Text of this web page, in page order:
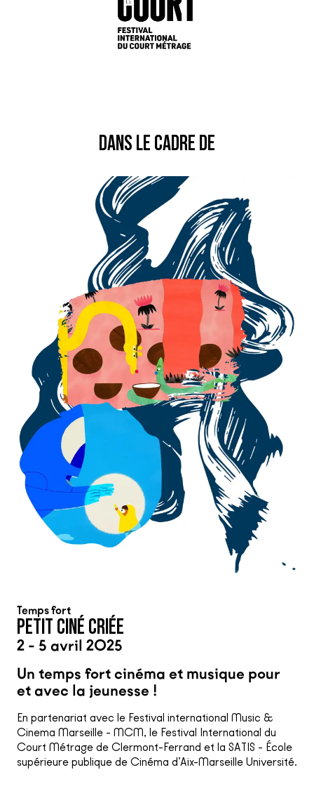
DANS LE CADRE DE
Temps fort
PETIT CINÉ CRIÉE
2 - 5 avril 2025
Un temps fort cinéma et musique pour
et avec la jeunesse !
En partenariat avec le Festival international Music &
Cinema Marseille - MCM, le Festival International du
Court Métrage de Clermont-Ferrand et la SATIS - École
supérieure publique de Cinéma d’Aix-Marseille Université.